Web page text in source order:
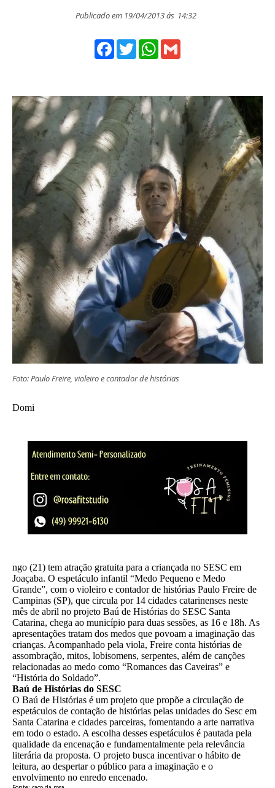
Publicado em 19/04/2013 ás 14:32
Facebook
TwitterWhatsApp
Foto: Paulo Freire, violeiro e contador de histórias
Domi
ngo (21) tem atração gratuita para a criançada no SESC em
Joaçaba. O espetáculo infantil “Medo Pequeno e Medo
Grande”, com o violeiro e contador de histórias Paulo Freire de
Campinas (SP), que circula por 14 cidades catarinenses neste
mês de abril no projeto Baú de Histórias do SESC Santa
Catarina, chega ao município para duas sessões, as 16 e 18h. As
apresentações tratam dos medos que povoam a imaginação das
crianças. Acompanhado pela viola, Freire conta histórias de
assombração, mitos, lobisomens, serpentes, além de canções
relacionadas ao medo como “Romances das Caveiras” e
“História do Soldado”.
Baú de Histórias do SESC
O Baú de Histórias é um projeto que propõe a circulação de
espetáculos de contação de histórias pelas unidades do Sesc em
Santa Catarina e cidades parceiras, fomentando a arte narrativa
em todo o estado. A escolha desses espetáculos é pautada pela
qualidade da encenação e fundamentalmente pela relevância
literária da proposta. O projeto busca incentivar o hábito de
leitura, ao despertar o público para a imaginação e o
envolvimento no enredo encenado.